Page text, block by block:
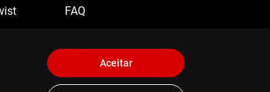
FAQ
Aceitar